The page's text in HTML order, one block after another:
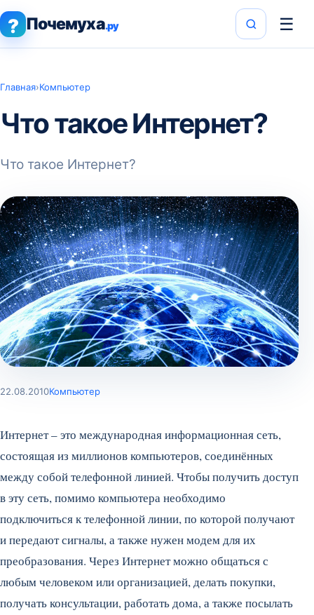
? Почемуха.ру ☰
Главная›Компьютер
Что такое Интернет?
Что такое Интернет?
22.08.2010Компьютер
Интернет – это международная информационная сеть,
состоящая из миллионов компьютеров, соединённых
между собой телефонной линией. Чтобы получить доступ
в эту сеть, помимо компьютера необходимо
подключиться к телефонной линии, по которой получают
и передают сигналы, а также нужен модем для их
преобразования. Через Интернет можно общаться с
любым человеком или организацией, делать покупки,
получать консультации, работать дома, а также посылать